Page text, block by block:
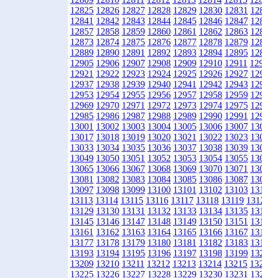
12825 12826 12827 12828 12829 12830 12831
12841 12842 12843 12844 12845 12846 12847
12857 12858 12859 12860 12861 12862 12863
12873 12874 12875 12876 12877 12878 12879
12889 12890 12891 12892 12893 12894 12895
12905 12906 12907 12908 12909 12910 12911
12921 12922 12923 12924 12925 12926 12927
12937 12938 12939 12940 12941 12942 12943
12953 12954 12955 12956 12957 12958 12959
12969 12970 12971 12972 12973 12974 12975
12985 12986 12987 12988 12989 12990 12991
13001 13002 13003 13004 13005 13006 13007
13017 13018 13019 13020 13021 13022 13023
13033 13034 13035 13036 13037 13038 13039
13049 13050 13051 13052 13053 13054 13055
13065 13066 13067 13068 13069 13070 13071
13081 13082 13083 13084 13085 13086 13087
13097 13098 13099 13100 13101 13102 13103
13113 13114 13115 13116 13117 13118 13119
13129 13130 13131 13132 13133 13134 13135
13145 13146 13147 13148 13149 13150 13151
13161 13162 13163 13164 13165 13166 13167
13177 13178 13179 13180 13181 13182 13183
13193 13194 13195 13196 13197 13198 13199
13209 13210 13211 13212 13213 13214 13215
13225 13226 13227 13228 13229 13230 13231